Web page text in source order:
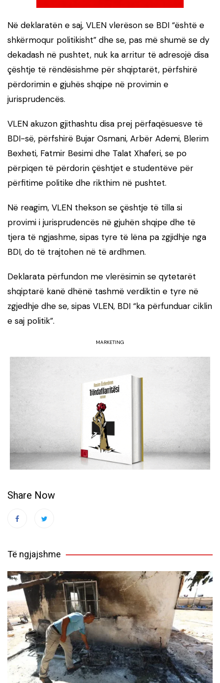
Në deklaratën e saj, VLEN vlerëson se BDI “është e
shkërmoqur politikisht” dhe se, pas më shumë se dy
dekadash në pushtet, nuk ka arritur të adresojë disa
çështje të rëndësishme për shqiptarët, përfshirë
përdorimin e gjuhës shqipe në provimin e
jurisprudencës.
VLEN akuzon gjithashtu disa prej përfaqësuesve të
BDI-së, përfshirë Bujar Osmani, Arbër Ademi, Blerim
Bexheti, Fatmir Besimi dhe Talat Xhaferi, se po
përpiqen të përdorin çështjet e studentëve për
përfitime politike dhe rikthim në pushtet.
Në reagim, VLEN thekson se çështje të tilla si
provimi i jurisprudencës në gjuhën shqipe dhe të
tjera të ngjashme, sipas tyre të lëna pa zgjidhje nga
BDI, do të trajtohen në të ardhmen.
Deklarata përfundon me vlerësimin se qytetarët
shqiptarë kanë dhënë tashmë verdiktin e tyre në
zgjedhje dhe se, sipas VLEN, BDI “ka përfunduar ciklin
e saj politik”.
MARKETING
Share Now
Të ngjajshme